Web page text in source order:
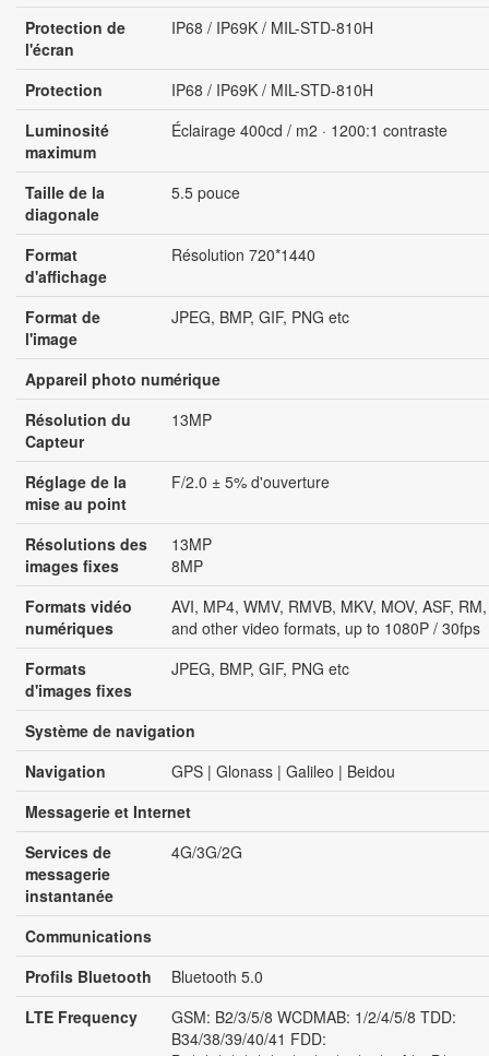
Protection de
l'écran
IP68 / IP69K / MIL-STD-810H
Protection
IP68 / IP69K / MIL-STD-810H
Luminosité
maximum
Éclairage 400cd / m2 · 1200:1 contraste
Taille de la
diagonale
5.5 pouce
Format
d'affichage
Résolution 720*1440
Format de
l'image
JPEG, BMP, GIF, PNG etc
Appareil photo numérique
Résolution du
Capteur
13MP
Réglage de la
mise au point
F/2.0 ± 5% d'ouverture
Résolutions des
images fixes
13MP
8MP
Formats vidéo
numériques
AVI, MP4, WMV, RMVB, MKV, MOV, ASF,
and other video formats, up to 1080P / 30fps
Formats
d'images fixes
JPEG, BMP, GIF, PNG etc
Système de navigation
Navigation
GPS | Glonass | Galileo | Beidou
Messagerie et Internet
Services de
messagerie
instantanée
4G/3G/2G
Communications
Profils Bluetooth
Bluetooth 5.0
LTE Frequency
GSM: B2/3/5/8 WCDMAB: 1/2/4/5/8 TDD:
B34/38/39/40/41 FDD: